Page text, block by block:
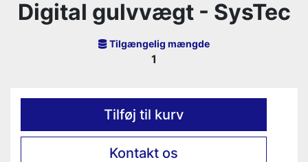
Digital gulvvægt - SysTec
Tilgængelig mængde
1
Tilføj til kurv
Kontakt os